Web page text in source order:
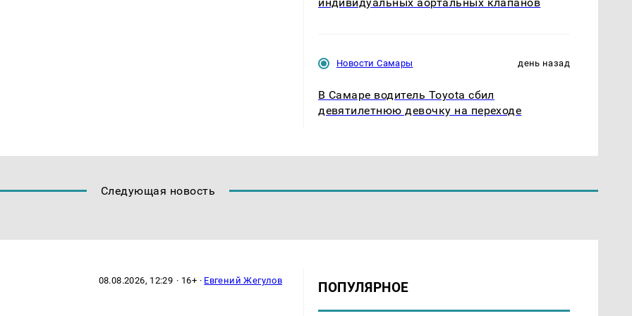
Новости Самары день назад
В Самаре водитель Toyota сбил
девятилетнюю девочку на переходе
Следующая новость
08.08.2026, 12:29 · 16+ · Евгений Жегулов ПОПУЛЯРНОЕ